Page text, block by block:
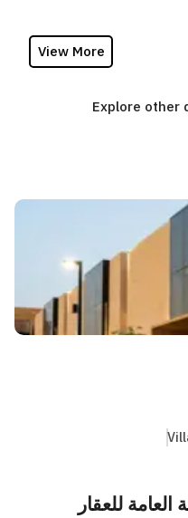
View More
Explore other
العامة للعقار